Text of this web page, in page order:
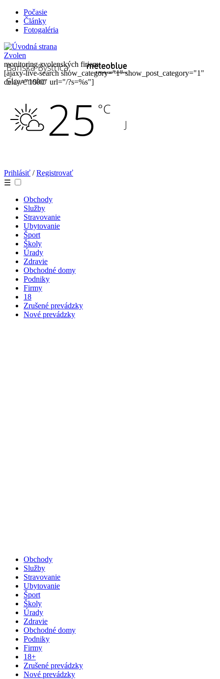
Počasie
Články
Fotogaléria
Zvolen
monitoring zvolenských firiem
[ajaxy-live-search show_category="1" show_post_category="1"
delay="1000" url="/?s=%s"]
Prihlásiť /Registrovať
☰
Obchody
Služby
Stravovanie
Ubytovanie
Šport
Školy
Úrady
Zdravie
Obchodné domy
Podniky
Firmy
18
Zrušené prevádzky
Nové prevádzky
Obchody
Služby
Stravovanie
Ubytovanie
Šport
Školy
Úrady
Zdravie
Obchodné domy
Podniky
Firmy
18+
Zrušené prevádzky
Nové prevádzky